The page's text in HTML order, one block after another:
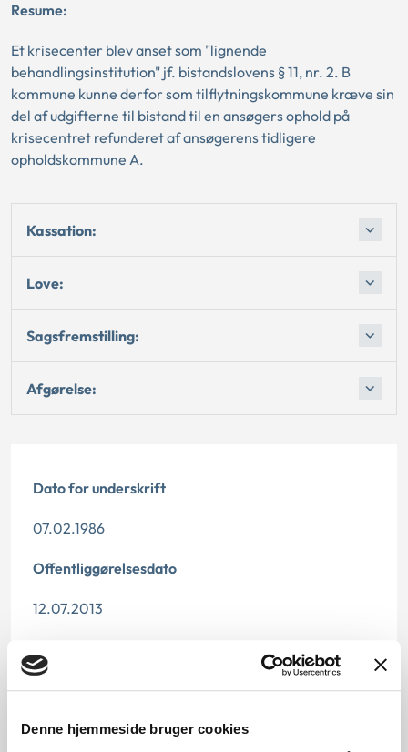
Denne hjemmeside bruger cookies
Resume:
Et krisecenter blev anset som "lignende
behandlingsinstitution" jf. bistandslovens § 11, nr. 2. B
kommune kunne derfor som tilflytningskommune kræve sin
del af udgifterne til bistand til en ansøgers ophold på
krisecentret refunderet af ansøgerens tidligere
opholdskommune A.
Kassation:
Love:
Sagsfremstilling:
Afgørelse:
Dato for underskrift
07.02.1986
Offentliggørelsesdato
12.07.2013
Paragraf
§ 47 § 112 § 105 § 107 § 109 § 11 § 111 § 110 § 108 § 106
Journalnummer